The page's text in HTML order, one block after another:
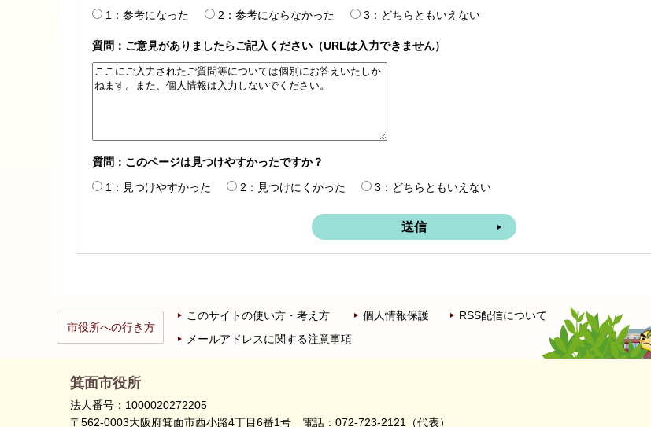
1：参考になった
2：参考にならなかった 3：どちらともいえない
質問：ご意見がありましたらご記入ください（URLは入力できません）
質問：このページは見つけやすかったですか？
1：見つけやすかった
2：見つけにくかった 3：どちらともいえない
市役所への行き方
このサイトの使い方・考え方 個人情報保護
RSS配信について
メールアドレスに関する注意事項
箕面市役所
法人番号：1000020272205
〒562-0003大阪府箕面市西小路4丁目6番1号 電話：072-723-2121（代表）